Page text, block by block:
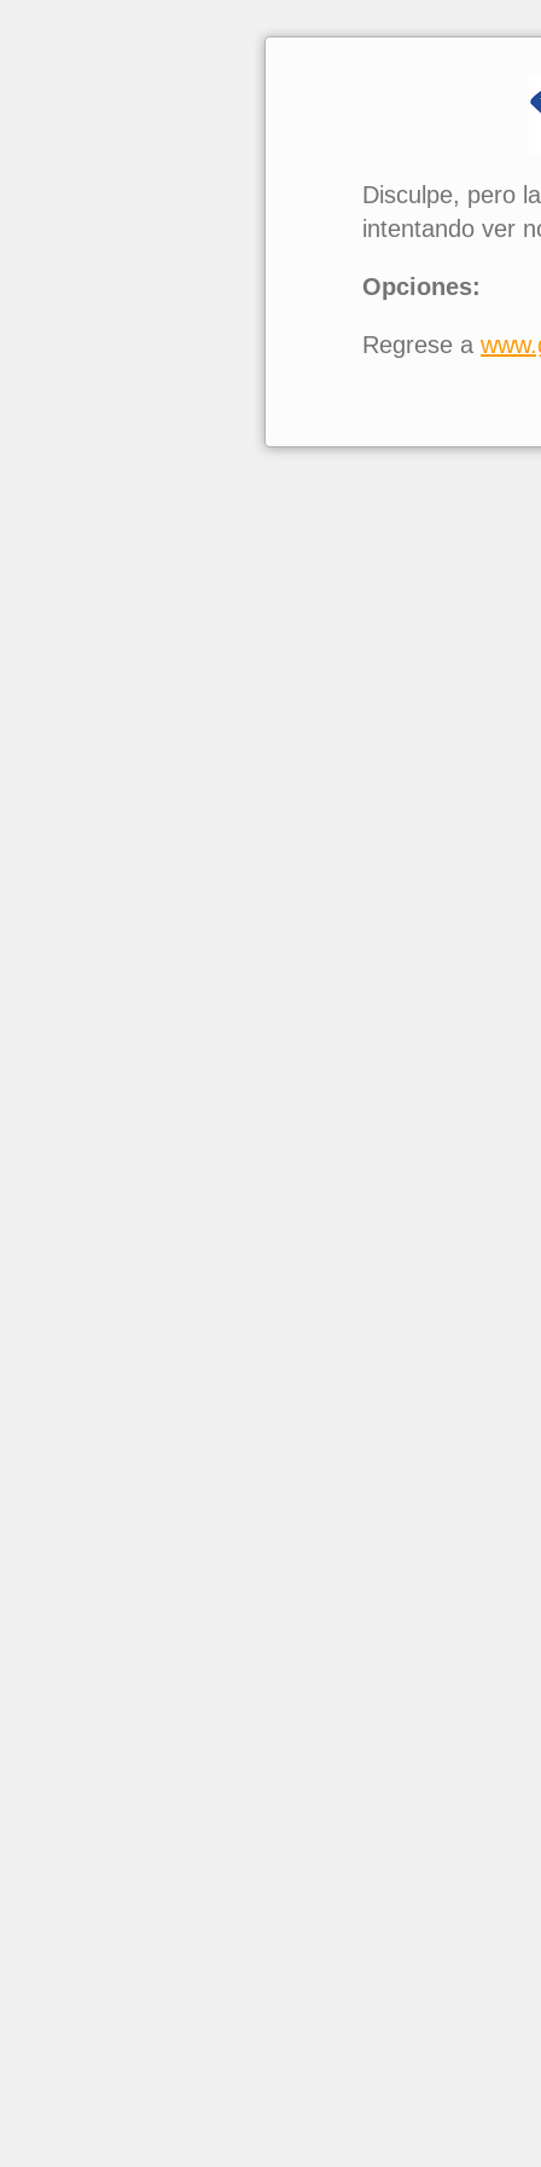
Disculpe, pero
intentando ver
Opciones:
Regrese a